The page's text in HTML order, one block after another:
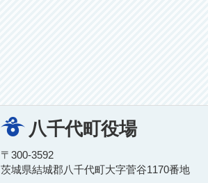
八千代町役場
〒300-3592
茨城県結城郡八千代町大字菅谷1170番地